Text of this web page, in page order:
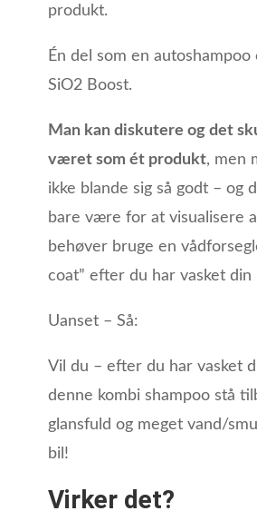
produkt.
Én del som en autoshampoo
SiO2 Boost.
Man kan diskutere og det
været som ét produkt, men
ikke blande sig så godt – og
bare være for at visualisere
behøver bruge en
coat” efter du har vasket din
Uanset – Så:
Vil du – efter du har vasket
denne kombi shampoo stå
glansfuld og meget vand/
bil!
Virker det?